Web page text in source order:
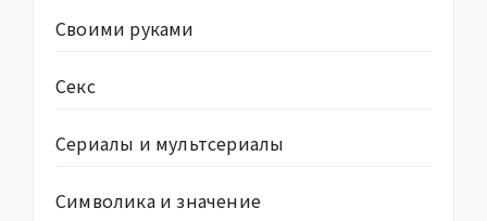
Своими руками
Секс
Сериалы и мультсериалы
Символика и значение